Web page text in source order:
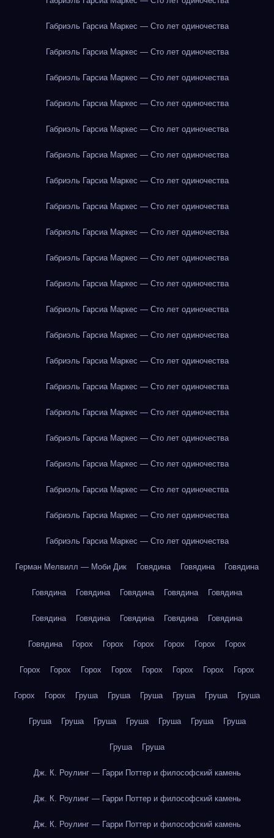
Габриэль Гарсиа Маркес — Сто лет одиночества
Габриэль Гарсиа Маркес — Сто лет одиночества
Габриэль Гарсиа Маркес — Сто лет одиночества
Габриэль Гарсиа Маркес — Сто лет одиночества
Габриэль Гарсиа Маркес — Сто лет одиночества
Габриэль Гарсиа Маркес — Сто лет одиночества
Габриэль Гарсиа Маркес — Сто лет одиночества
Габриэль Гарсиа Маркес — Сто лет одиночества
Габриэль Гарсиа Маркес — Сто лет одиночества
Габриэль Гарсиа Маркес — Сто лет одиночества
Габриэль Гарсиа Маркес — Сто лет одиночества
Габриэль Гарсиа Маркес — Сто лет одиночества
Габриэль Гарсиа Маркес — Сто лет одиночества
Габриэль Гарсиа Маркес — Сто лет одиночества
Габриэль Гарсиа Маркес — Сто лет одиночества
Габриэль Гарсиа Маркес — Сто лет одиночества
Габриэль Гарсиа Маркес — Сто лет одиночества
Габриэль Гарсиа Маркес — Сто лет одиночества
Габриэль Гарсиа Маркес — Сто лет одиночества
Габриэль Гарсиа Маркес — Сто лет одиночества
Габриэль Гарсиа Маркес — Сто лет одиночества
Герман Мелвилл — Моби Дик Говядина Говядина Говядина
Говядина Говядина Говядина Говядина Говядина
Говядина Говядина Говядина Говядина Говядина
Говядина Горох Горох Горох Горох Горох Горох
Горох Горох Горох Горох Горох Горох Горох Горох
Горох Горох Груша Груша Груша Груша Груша Груша
Груша Груша Груша Груша Груша Груша Груша
Груша Груша
Дж. К. Роулинг — Гарри Поттер и философский камень
Дж. К. Роулинг — Гарри Поттер и философский камень
Дж. К. Роулинг — Гарри Поттер и философский камень